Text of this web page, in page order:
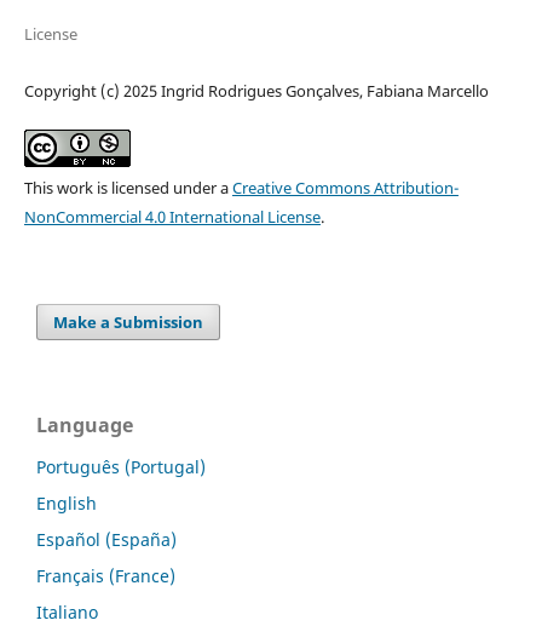
License
Copyright (c) 2025 Ingrid Rodrigues Gonçalves, Fabiana Marcello
This work is licensed under aCreative Commons Attribution-
NonCommercial 4.0 International License.
Make a Submission
Language
Português (Portugal)
English
Español (España)
Français (France)
Italiano